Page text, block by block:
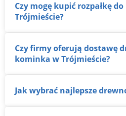
Czy mogę kupić rozpałkę do kominka w
Trójmieście?
Czy firmy oferują dostawę drewna do
kominka w Trójmieście?
Jak wybrać najlepsze